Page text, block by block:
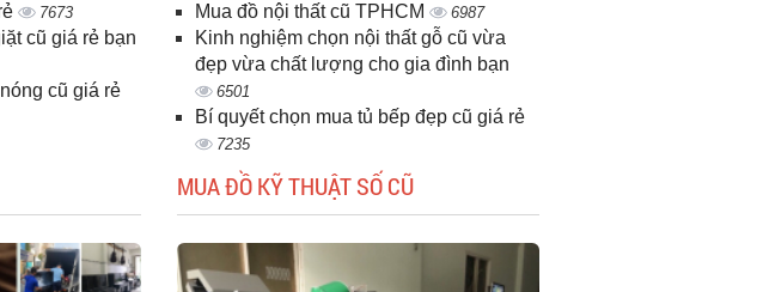
7673
cũ giá rẻ bạn
cũ giá rẻ
Mua đồ nội thất cũ TPHCM 6987
Kinh nghiệm chọn nội thất gỗ cũ vừa
đẹp vừa chất lượng cho gia đình bạn
6501
Bí quyết chọn mua tủ bếp đẹp cũ giá rẻ
7235
MUA ĐỒ KỸ THUẬT SỐ CŨ